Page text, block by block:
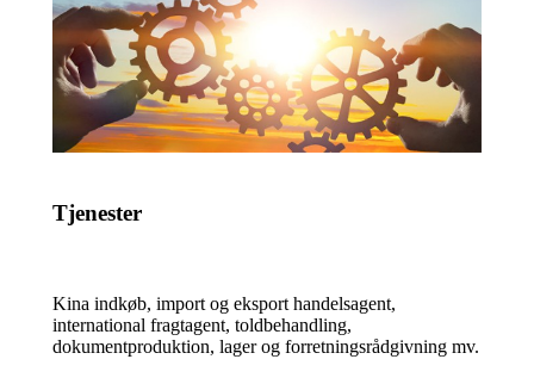
Tjenester
Kina indkøb, import og eksport handelsagent,
international fragtagent, toldbehandling,
dokumentproduktion, lager og forretningsrådgivning mv.